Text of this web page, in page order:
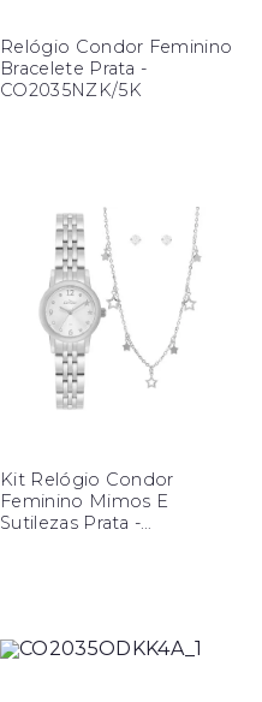
Relógio Condor Feminino
Bracelete Prata -
CO2035NZK/5K
Kit Relógio Condor
Feminino Mimos E
Sutilezas Prata -